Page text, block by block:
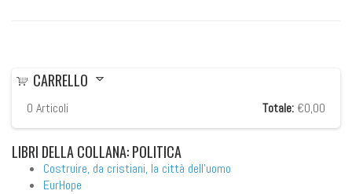
CARRELLO
0 Articoli Totale: €0,00
LIBRI DELLA COLLANA: POLITICA
Costruire, da cristiani, la città dell'uomo
EurHope